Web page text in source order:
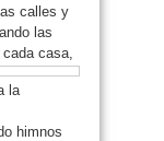
calles y
las
casa,
la
himnos